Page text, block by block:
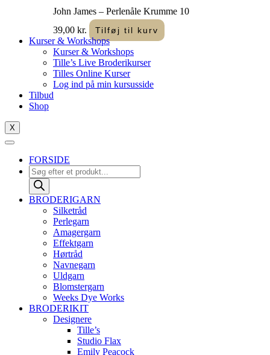
John James – Perlenåle Krumme 10
39,00 kr. Tilføj til kurv
Kurser & Workshops
Kurser & Workshops
Tille’s Live Broderikurser
Tilles Online Kurser
Log ind på min kursusside
Tilbud
Shop
X
FORSIDE
Products
search
BRODERIGARN
Silketråd
Perlegarn
Amagergarn
Effektgarn
Hørtråd
Navnegarn
Uldgarn
Blomstergarn
Weeks Dye Works
BRODERIKIT
Designere
Tille’s
Studio Flax
Emily Peacock